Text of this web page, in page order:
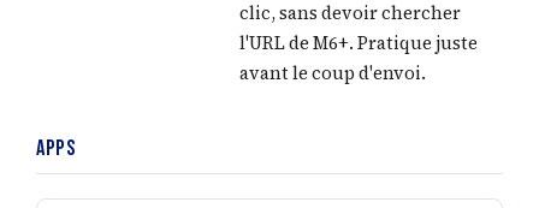
clic, sans devoir chercher
l'URL de M6+. Pratique juste
avant le coup d'envoi.
Apps